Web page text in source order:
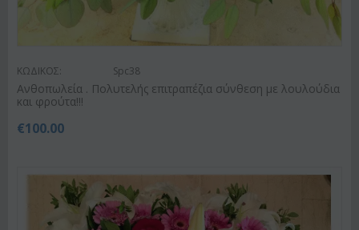
ΚΩΔΙΚΟΣ: Spc38
Ανθοπωλεία . Πολυτελής επιτραπέζια σύνθεση με λουλούδια
και φρούτα!!!
€100.00